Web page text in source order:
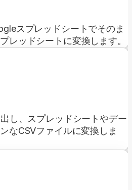
スプレッドシートでそのま
レッドシートに変換します。
し、スプレッドシートやデー
なCSVファイルに変換しま